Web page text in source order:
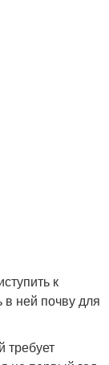
к
в ней почву для
требует